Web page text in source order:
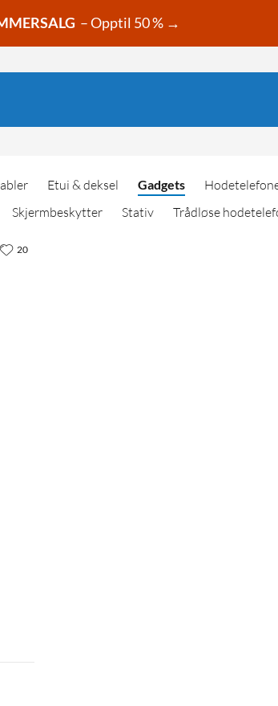
– Opptil 50 % →
Etui & deksel Gadgets
Skjermbeskytter Stativ Trådløse
20